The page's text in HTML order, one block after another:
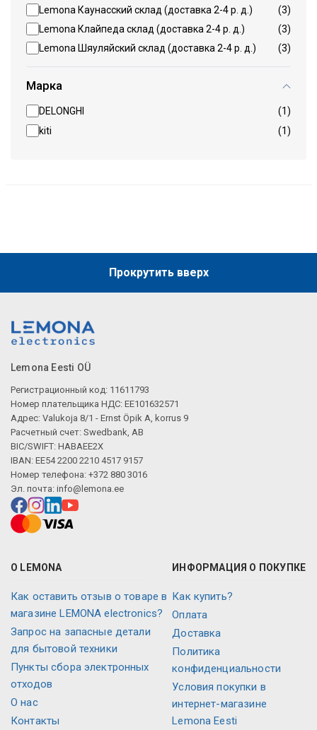
Lemona Каунасский склад (доставка 2-4 р. д.)
(3)
Lemona Клайпеда склад (доставка 2-4 р. д.)
(3)
Lemona Шяуляйский склад (доставка 2-4 р. д.)
(3)
Марка
DELONGHI
(1)
kiti
(1)
Прокрутить вверх
Lemona Eesti OÜ
Регистрационный код: 11611793
Номер плательщика НДС: EE101632571
Адрес: Valukoja 8/1 - Ernst Öpik A, korrus 9
Расчетный счет: Swedbank, AB
BIC/SWIFT: HABAEE2X
IBAN: EE54 2200 2210 4517 9157
Номер телефона: +372 880 3016
Эл. почта: info@lemona.ee
О LEMONA
Как оставить отзыв о товаре в
магазине LEMONA electronics?
Запрос на запасные детали
для бытовой техники
Пункты сбора электронных
отходов
О нас
Контакты
ИНФОРМАЦИЯ О ПОКУПКЕ
Как купить?
Оплата
Доставка
Политика
конфиденциальности
Условия покупки в
интернет-магазине
Lemona Eesti